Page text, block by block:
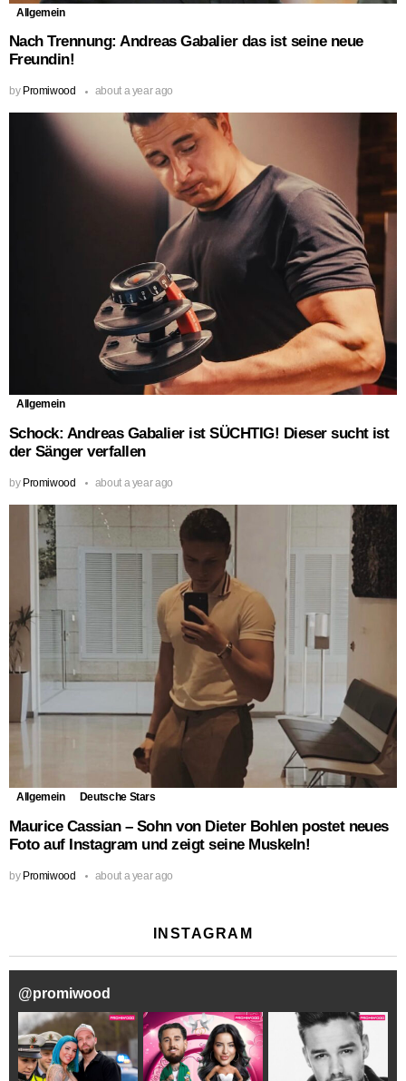
Allgemein
Nach Trennung: Andreas Gabalier das ist seine neue
Freundin!
by Promiwood about a year ago
Allgemein
Schock: Andreas Gabalier ist SÜCHTIG! Dieser sucht ist
der Sänger verfallen
by Promiwood about a year ago
Allgemein Deutsche Stars
Maurice Cassian – Sohn von Dieter Bohlen postet neues
Foto auf Instagram und zeigt seine Muskeln!
by Promiwood about a year ago
INSTAGRAM
@promiwood